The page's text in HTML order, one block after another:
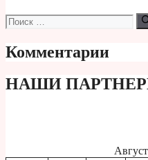
Поиск:
Комментарии
НАШИ